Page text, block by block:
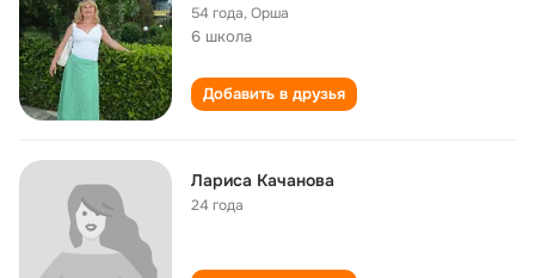
54 года,Орша
6 школа
Добавить в друзья
Лариса Качанова
24 года